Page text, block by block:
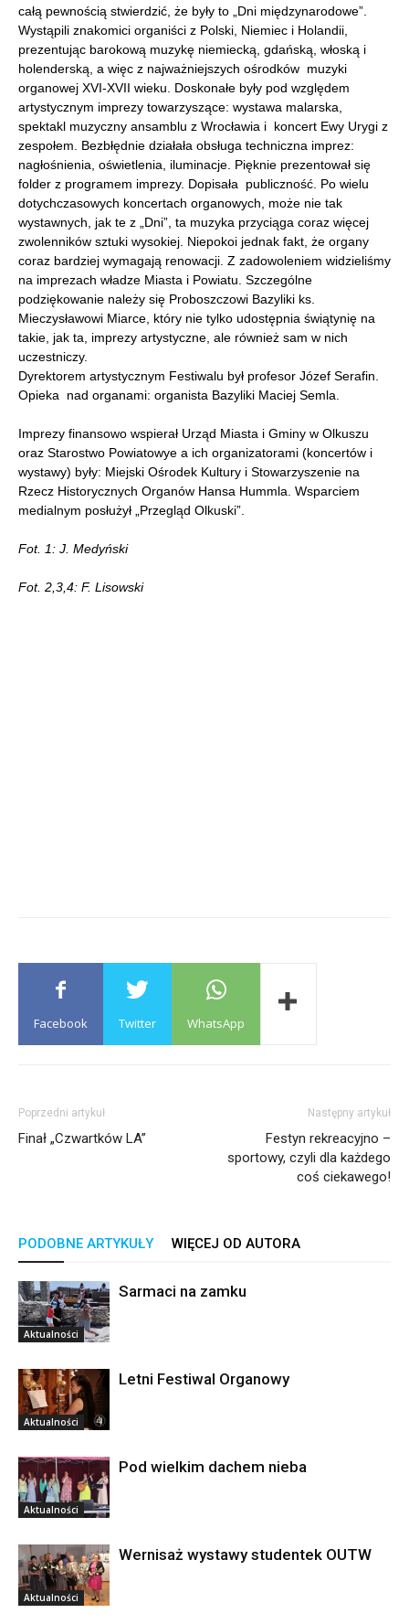
całą pewnością stwierdzić, że były to „Dni międzynarodowe”.
Wystąpili znakomici organiści z Polski, Niemiec i Holandii,
prezentując barokową muzykę niemiecką, gdańską, włoską i
holenderską, a więc z najważniejszych ośrodków muzyki
organowej XVI-XVII wieku. Doskonałe były pod względem
artystycznym imprezy towarzyszące: wystawa malarska,
spektakl muzyczny ansamblu z Wrocławia i koncert Ewy Urygi z
zespołem. Bezbłędnie działała obsługa techniczna imprez:
nagłośnienia, oświetlenia, iluminacje. Pięknie prezentował się
folder z programem imprezy. Dopisała publiczność. Po wielu
dotychczasowych koncertach organowych, może nie tak
wystawnych, jak te z „Dni”, ta muzyka przyciąga coraz więcej
zwolenników sztuki wysokiej. Niepokoi jednak fakt, że organy
coraz bardziej wymagają renowacji. Z zadowoleniem widzieliśmy
na imprezach władze Miasta i Powiatu. Szczególne
podziękowanie należy się Proboszczowi Bazyliki ks.
Mieczysławowi Miarce, który nie tylko udostępnia świątynię na
takie, jak ta, imprezy artystyczne, ale również sam w nich
uczestniczy.
Dyrektorem artystycznym Festiwalu był profesor Józef Serafin.
Opieka nad organami: organista Bazyliki Maciej Semla.
Imprezy finansowo wspierał Urząd Miasta i Gminy w Olkuszu
oraz Starostwo Powiatowye a ich organizatorami (koncertów i
wystawy) były: Miejski Ośrodek Kultury i Stowarzyszenie na
Rzecz Historycznych Organów Hansa Hummla. Wsparciem
medialnym posłużył „Przegląd Olkuski”.
Fot. 1: J. Medyński
Fot. 2,3,4: F. Lisowski
Facebook Twitter WhatsApp
Poprzedni artykuł
Finał „Czwartków LA”
Następny artykuł
Festyn rekreacyjno –
sportowy, czyli dla każdego
coś ciekawego!
PODOBNE ARTYKUŁY WIĘCEJ OD AUTORA
Aktualności
Sarmaci na zamku
Aktualności
Letni Festiwal Organowy
Aktualności
Pod wielkim dachem nieba
Aktualności
Wernisaż wystawy studentek OUTW